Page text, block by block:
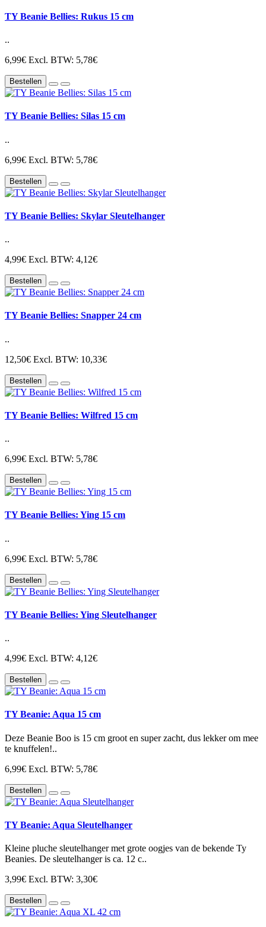
TY Beanie Bellies: Rukus 15 cm
..
6,99€ Excl. BTW: 5,78€
Bestellen
TY Beanie Bellies: Silas 15 cm
..
6,99€ Excl. BTW: 5,78€
Bestellen
TY Beanie Bellies: Skylar Sleutelhanger
..
4,99€ Excl. BTW: 4,12€
Bestellen
TY Beanie Bellies: Snapper 24 cm
..
12,50€ Excl. BTW: 10,33€
Bestellen
TY Beanie Bellies: Wilfred 15 cm
..
6,99€ Excl. BTW: 5,78€
Bestellen
TY Beanie Bellies: Ying 15 cm
..
6,99€ Excl. BTW: 5,78€
Bestellen
TY Beanie Bellies: Ying Sleutelhanger
..
4,99€ Excl. BTW: 4,12€
Bestellen
TY Beanie: Aqua 15 cm
Deze Beanie Boo is 15 cm groot en super zacht, dus lekker om mee
te knuffelen!..
6,99€ Excl. BTW: 5,78€
Bestellen
TY Beanie: Aqua Sleutelhanger
Kleine pluche sleutelhanger met grote oogjes van de bekende Ty
Beanies. De sleutelhanger is ca. 12 c..
3,99€ Excl. BTW: 3,30€
Bestellen